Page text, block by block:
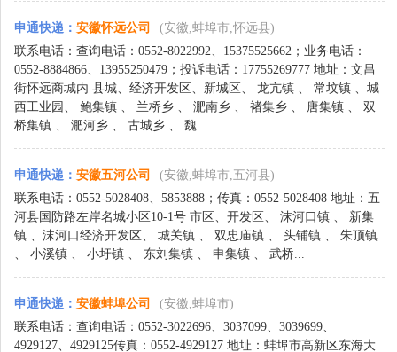
申通快递 ： 安徽怀远公司
(安徽,蚌埠市,怀远县)
联系电话：查询电话：0552-8022992、15375525662；业务电话：
0552-8884866、13955250479；投诉电话：17755269777 地址：文昌
街怀远商城内 县城、经济开发区、新城区、 龙亢镇 、 常坟镇 、城
西工业园、 鲍集镇 、 兰桥乡 、 淝南乡 、 褚集乡 、 唐集镇 、 双
桥集镇 、 淝河乡 、 古城乡 、 魏...
申通快递 ： 安徽五河公司
(安徽,蚌埠市,五河县)
联系电话：0552-5028408、5853888；传真：0552-5028408 地址：五
河县国防路左岸名城小区10-1号 市区、开发区、 沫河口镇 、 新集
镇 、沫河口经济开发区、 城关镇 、 双忠庙镇 、 头铺镇 、 朱顶镇
、 小溪镇 、 小圩镇 、 东刘集镇 、 申集镇 、 武桥...
申通快递 ： 安徽蚌埠公司
(安徽,蚌埠市)
联系电话：查询电话：0552-3022696、3037099、3039699、
4929127、4929125传真：0552-4929127 地址：蚌埠市高新区东海大